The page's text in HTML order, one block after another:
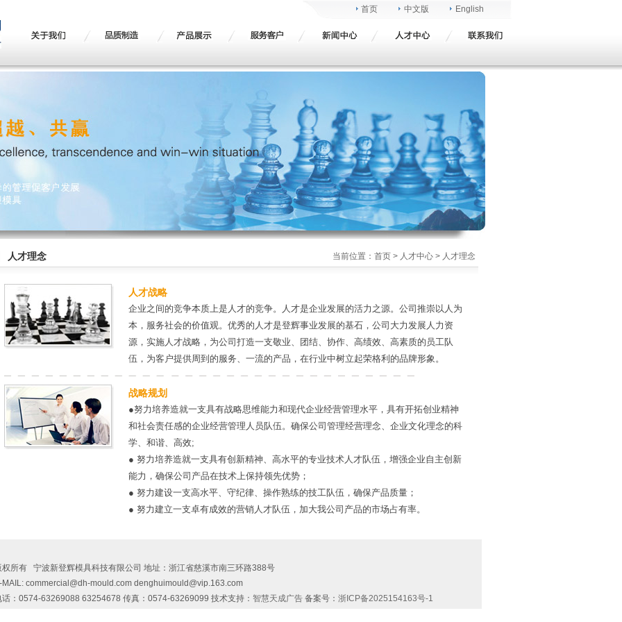
首页 中文版 English
人才理念 当前位置： 首页 > 人才中心 > 人才理念
人才战略
企业之间的竞争本质上是人才的竞争。人才是企业发展的活力之源。公司推崇以人为
本，服务社会的价值观。优秀的人才是登辉事业发展的基石，公司大力发展人力资
源，实施人才战略，为公司打造一支敬业、团结、协作、高绩效、高素质的员工队
伍，为客户提供周到的服务、一流的产品，在行业中树立起荣格利的品牌形象。
战略规划
●努力培养造就一支具有战略思维能力和现代企业经营管理水平，具有开拓创业精神
和社会责任感的企业经营管理人员队伍。确保公司管理经营理念、企业文化理念的科
学、和谐、高效;
● 努力培养造就一支具有创新精神、高水平的专业技术人才队伍，增强企业自主创新
能力，确保公司产品在技术上保持领先优势；
● 努力建设一支高水平、守纪律、操作熟练的技工队伍，确保产品质量；
● 努力建立一支卓有成效的营销人才队伍，加大我公司产品的市场占有率。
权所有 宁波新登辉模具科技有限公司 地址：浙江省慈溪市南三环路388号
MAIL: commercial@dh-mould.com denghuimould@vip.163.com
话：0574-63269088 63254678 传真：0574-63269099 技术支持： 智慧天成广告备案号： 浙ICP备2025154163号-1